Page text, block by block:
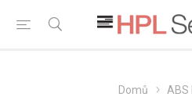
Domů
ABS